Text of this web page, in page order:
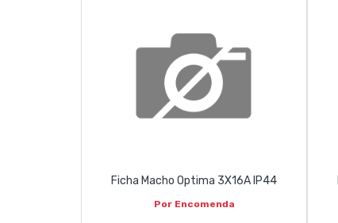
Ficha Macho Optima 3X16A IP44
Por Encomenda